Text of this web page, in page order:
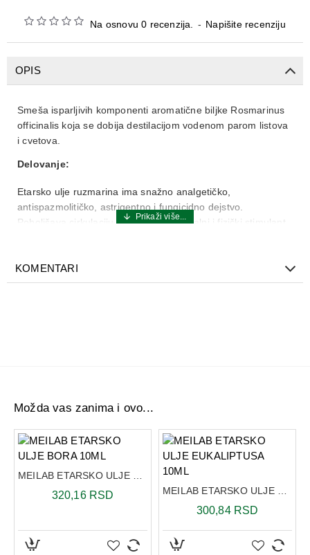
Na osnovu 0 recenzija. - Napišite recenziju
OPIS
Smeša isparljivih komponenti aromatične biljke Rosmarinus
officinalis koja se dobija destilacijom vodenom parom listova
i cvetova.
Delovanje:
Etarsko ulje ruzmarina ima snažno analgetičko,
antispazmolitičko, astrigentno i fungicidno dejstvo.
Poboljšava cirkulaciju i deluje kao mentalni i fizički stimulant.
Etarsko ulje ruzmarina se koristi isključivo razblaženo u
i drugi monoterpeni ( borneol, limonen )
KOMENTARI
Možda vas zanima i ovo...
320,16 RSD
300,84 RSD